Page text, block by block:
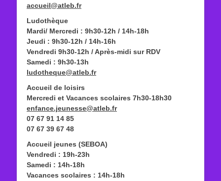
accueil@atleb.fr
Ludothèque
Mardi/ Mercredi : 9h30-12h / 14h-18h
Jeudi : 9h30-12h / 14h-16h
Vendredi 9h30-12h / Après-midi sur RDV
Samedi : 9h30-13h
ludotheque@atleb.fr
Accueil de loisirs
Mercredi et Vacances scolaires 7h30-18h30
enfance.jeunesse@atleb.fr
07 67 91 14 85
07 67 39 67 48
Accueil jeunes (SEBOA)
Vendredi : 19h-23h
Samedi : 14h-18h
Vacances scolaires : 14h-18h